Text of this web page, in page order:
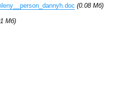
(0.08 Мб)
Мб)